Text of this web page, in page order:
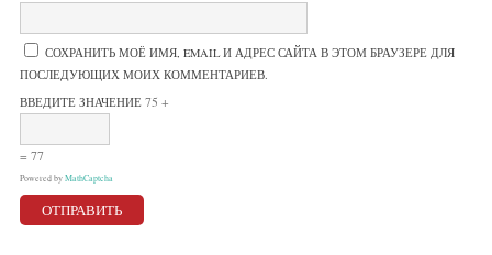
СОХРАНИТЬ МОЁ ИМЯ, EMAIL И АДРЕС САЙТА В ЭТОМ БРАУЗЕРЕ ДЛЯ
ПОСЛЕДУЮЩИХ МОИХ КОММЕНТАРИЕВ.
ВВЕДИТЕ ЗНАЧЕНИЕ 75 +
= 77
Powered byMathCaptcha